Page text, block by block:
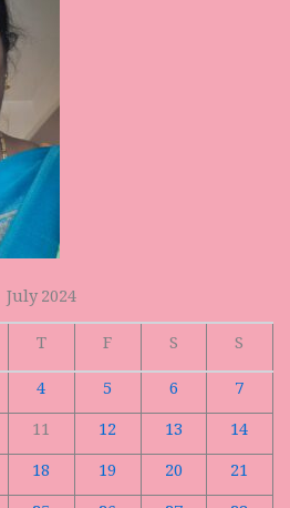
July 2024
T F S
S
4 5 6
7
11 12 13
14
18 19 20
21